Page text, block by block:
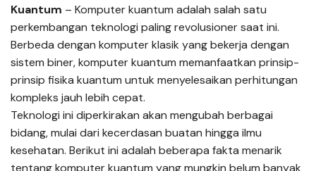
Kuantum – Komputer kuantum adalah salah satu
perkembangan teknologi paling revolusioner saat ini.
Berbeda dengan komputer klasik yang bekerja dengan
sistem biner, komputer kuantum memanfaatkan prinsip-
prinsip fisika kuantum untuk menyelesaikan perhitungan
kompleks jauh lebih cepat.
Teknologi ini diperkirakan akan mengubah berbagai
bidang, mulai dari kecerdasan buatan hingga ilmu
kesehatan. Berikut ini adalah beberapa fakta menarik
tentang komputer kuantum yang mungkin belum banyak